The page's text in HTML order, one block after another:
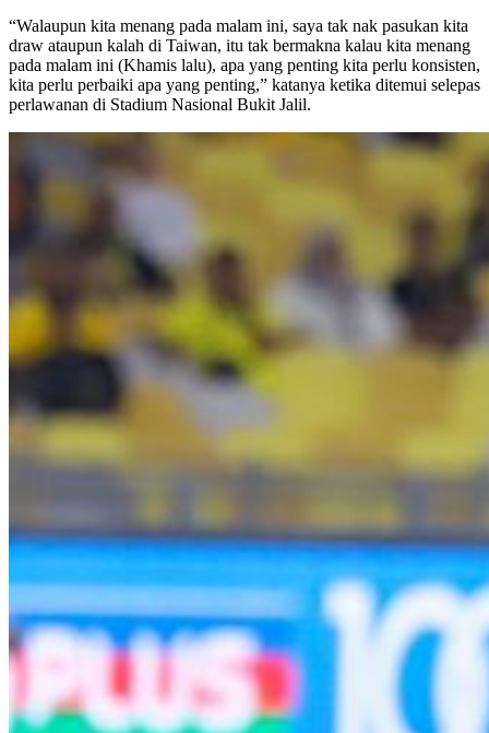
“Walaupun kita menang pada malam ini, saya tak nak pasukan kita
draw ataupun kalah di Taiwan, itu tak bermakna kalau kita menang
pada malam ini (Khamis lalu), apa yang penting kita perlu konsisten,
kita perlu perbaiki apa yang penting,” katanya ketika ditemui selepas
perlawanan di Stadium Nasional Bukit Jalil.